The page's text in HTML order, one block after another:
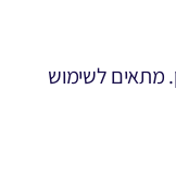
מתאים לשימוש